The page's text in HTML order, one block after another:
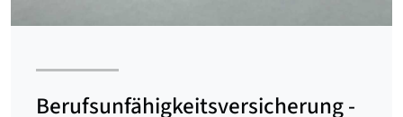
Berufsunfähigkeits­versicherung -